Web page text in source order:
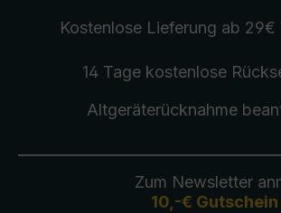
Kostenlose Lieferung ab 29€
14 Tage kostenlose
Altgeräterücknahme
Zum Newsletter
10,-€ Gutschein